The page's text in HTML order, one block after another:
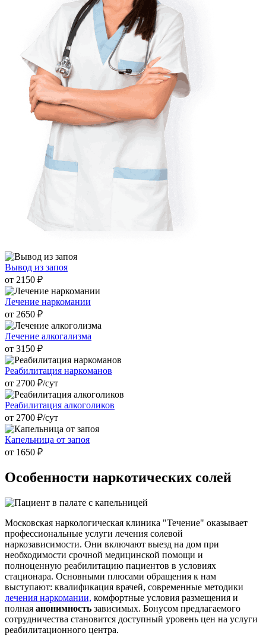
Вывод из запоя
от 2150 ₽
Лечение наркомании
от 2650 ₽
Лечение алкогализма
от 3150 ₽
Реабилитация наркоманов
от 2700 ₽/cут
Реабилитация алкоголиков
от 2700 ₽/cут
Капельница от запоя
от 1650 ₽
Особенности наркотических солей
Московская наркологическая клиника "Течение" оказывает
профессиональные услуги лечения солевой
наркозависимости. Они включают выезд на дом при
необходимости срочной медицинской помощи и
полноценную реабилитацию пациентов в условиях
стационара. Основными плюсами обращения к нам
выступают: квалификация врачей, современные методики
лечения наркомании, комфортные условия размещения и
полная анонимность зависимых. Бонусом предлагаемого
сотрудничества становится доступный уровень цен на услуги
реабилитационного центра.